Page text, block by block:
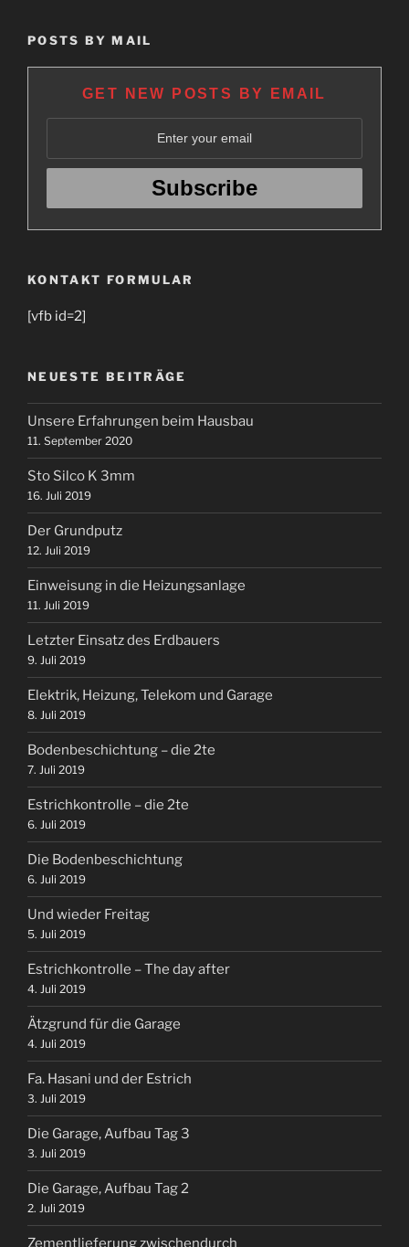
POSTS BY MAIL
GET NEW POSTS BY EMAIL
KONTAKT FORMULAR
[vfb id=2]
NEUESTE BEITRÄGE
Unsere Erfahrungen beim Hausbau
11. September 2020
Sto Silco K 3mm
16. Juli 2019
Der Grundputz
12. Juli 2019
Einweisung in die Heizungsanlage
11. Juli 2019
Letzter Einsatz des Erdbauers
9. Juli 2019
Elektrik, Heizung, Telekom und Garage
8. Juli 2019
Bodenbeschichtung – die 2te
7. Juli 2019
Estrichkontrolle – die 2te
6. Juli 2019
Die Bodenbeschichtung
6. Juli 2019
Und wieder Freitag
5. Juli 2019
Estrichkontrolle – The day after
4. Juli 2019
Ätzgrund für die Garage
4. Juli 2019
Fa. Hasani und der Estrich
3. Juli 2019
Die Garage, Aufbau Tag 3
3. Juli 2019
Die Garage, Aufbau Tag 2
2. Juli 2019
Zementlieferung zwischendurch